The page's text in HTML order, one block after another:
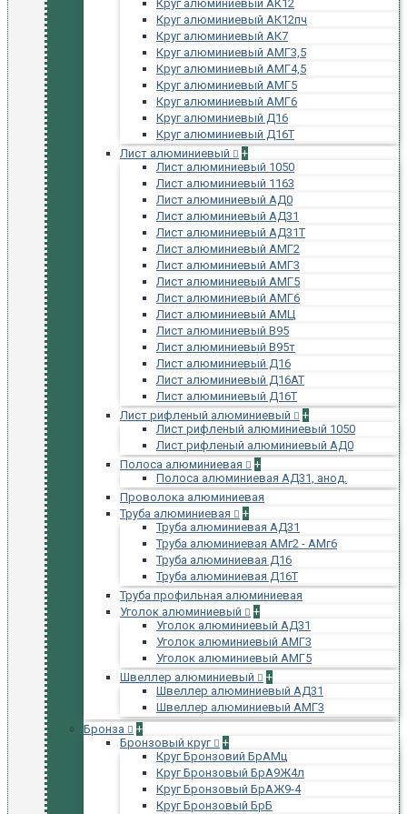
Круг алюминиевый АК12
Круг алюминиевый АК12пч
Круг алюминиевый АК7
Круг алюминиевый АМГ3,5
Круг алюминиевый АМГ4,5
Круг алюминиевый АМГ5
Круг алюминиевый АМГ6
Круг алюминиевый Д16
Круг алюминиевый Д16Т
Лист алюминиевый
+
Лист алюминиевый 1050
Лист алюминиевый 1163
Лист алюминиевый АД0
Лист алюминиевый АД31
Лист алюминиевый АД31Т
Лист алюминиевый АМГ2
Лист алюминиевый АМГ3
Лист алюминиевый АМГ5
Лист алюминиевый АМГ6
Лист алюминиевый АМЦ
Лист алюминиевый В95
Лист алюминиевый В95т
Лист алюминиевый Д16
Лист алюминиевый Д16АТ
Лист алюминиевый Д16Т
Лист рифленый алюминиевый
+
Лист рифленый алюминиевый 1050
Лист рифленый алюминиевый АД0
Полоса алюминиевая
+
Полоса алюминиевая АД31, анод.
Проволока алюминиевая
Труба алюминиевая
+
Труба алюминиевая АД31
Труба алюминиевая АМг2 - АМг6
Труба алюминиевая Д16
Труба алюминиевая Д16Т
Труба профильная алюминиевая
Уголок алюминиевый
+
Уголок алюминиевый АД31
Уголок алюминиевый АМГ3
Уголок алюминиевый АМГ5
Швеллер алюминиевый
+
Швеллер алюминиевый АД31
Швеллер алюминиевый АМГ3
Бронза
+
Бронзовый круг
+
Круг Бронзовий БрАМц
Круг Бронзовый БрА9Ж4л
Круг Бронзовый БрАЖ9-4
Круг Бронзовый БрБ